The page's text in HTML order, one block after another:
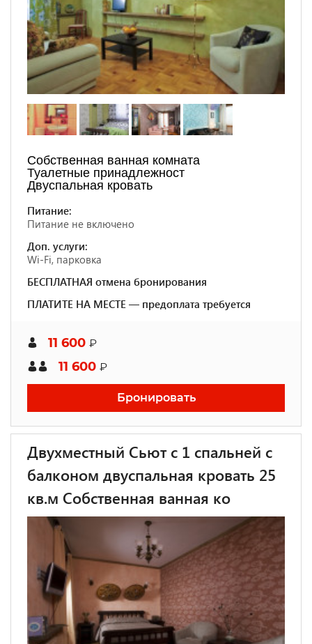
Собственная ванная комната
Туалетные принадлежност
Двуспальная кровать
Питание:
Питание не включено
Доп. услуги:
Wi-Fi, парковка
БЕСПЛАТНАЯ отмена бронирования
ПЛАТИТЕ НА МЕСТЕ — предоплата требуется
11 600 ₽
11 600 ₽
Бронировать
Двухместный Сьют c 1 спальней с
балконом двуспальная кровать 25
кв.м Собственная ванная ко